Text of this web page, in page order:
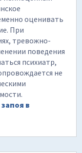
оценивать
При
тревожно-
поведения
психиатр,
не
в